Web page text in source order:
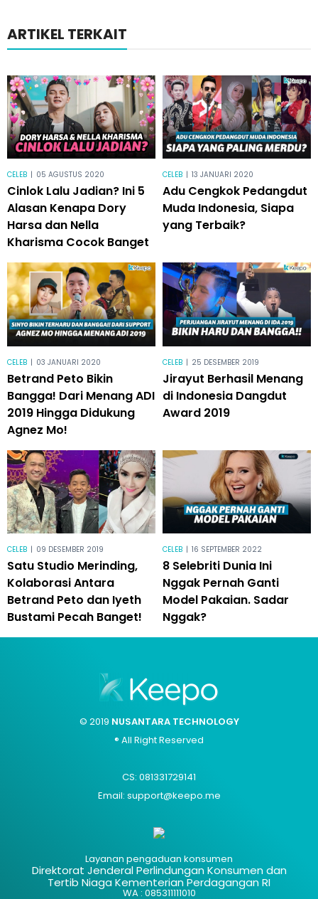
ARTIKEL TERKAIT
CELEB | 05 AGUSTUS 2020
Cinlok Lalu Jadian? Ini 5
Alasan Kenapa Dory
Harsa dan Nella
Kharisma Cocok Banget
CELEB | 13 JANUARI 2020
Adu Cengkok Pedangdut
Muda Indonesia, Siapa
yang Terbaik?
CELEB | 03 JANUARI 2020
Betrand Peto Bikin
Bangga! Dari Menang ADI
2019 Hingga Didukung
Agnez Mo!
CELEB | 25 DESEMBER 2019
Jirayut Berhasil Menang
di Indonesia Dangdut
Award 2019
CELEB | 09 DESEMBER 2019
Satu Studio Merinding,
Kolaborasi Antara
Betrand Peto dan Iyeth
Bustami Pecah Banget!
CELEB | 16 SEPTEMBER 2022
8 Selebriti Dunia Ini
Nggak Pernah Ganti
Model Pakaian. Sadar
Nggak?
© 2019 NUSANTARA TECHNOLOGY
® All Right Reserved
CS: 081331729141
Email: support@keepo.me
Layanan pengaduan konsumen
Direktorat Jenderal Perlindungan Konsumen dan
Tertib Niaga Kementerian Perdagangan RI
WA : 085311111010